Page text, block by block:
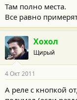
Там полно места.
Все равно
Хохол
Щирый
4 Окт 2011
А реле с кнопкой